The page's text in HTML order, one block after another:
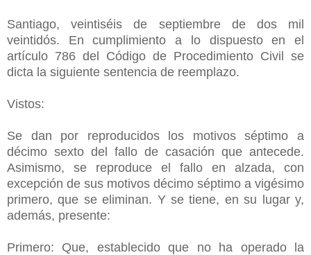
Santiago, veintiséis de septiembre de dos mil
veintidós. En cumplimiento a lo dispuesto en el
artículo 786 del Código de Procedimiento Civil se
dicta la siguiente sentencia de reemplazo.
Vistos:
Se dan por reproducidos los motivos séptimo a
décimo sexto del fallo de casación que antecede.
Asimismo, se reproduce el fallo en alzada, con
excepción de sus motivos décimo séptimo a vigésimo
primero, que se eliminan. Y se tiene, en su lugar y,
además, presente:
Primero: Que, establecido que no ha operado la